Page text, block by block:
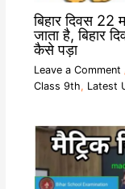
बिहार दिवस 22
जाता है, बिहार
कैसे पड़ा
Leave a Comment
Class 9th, Latest